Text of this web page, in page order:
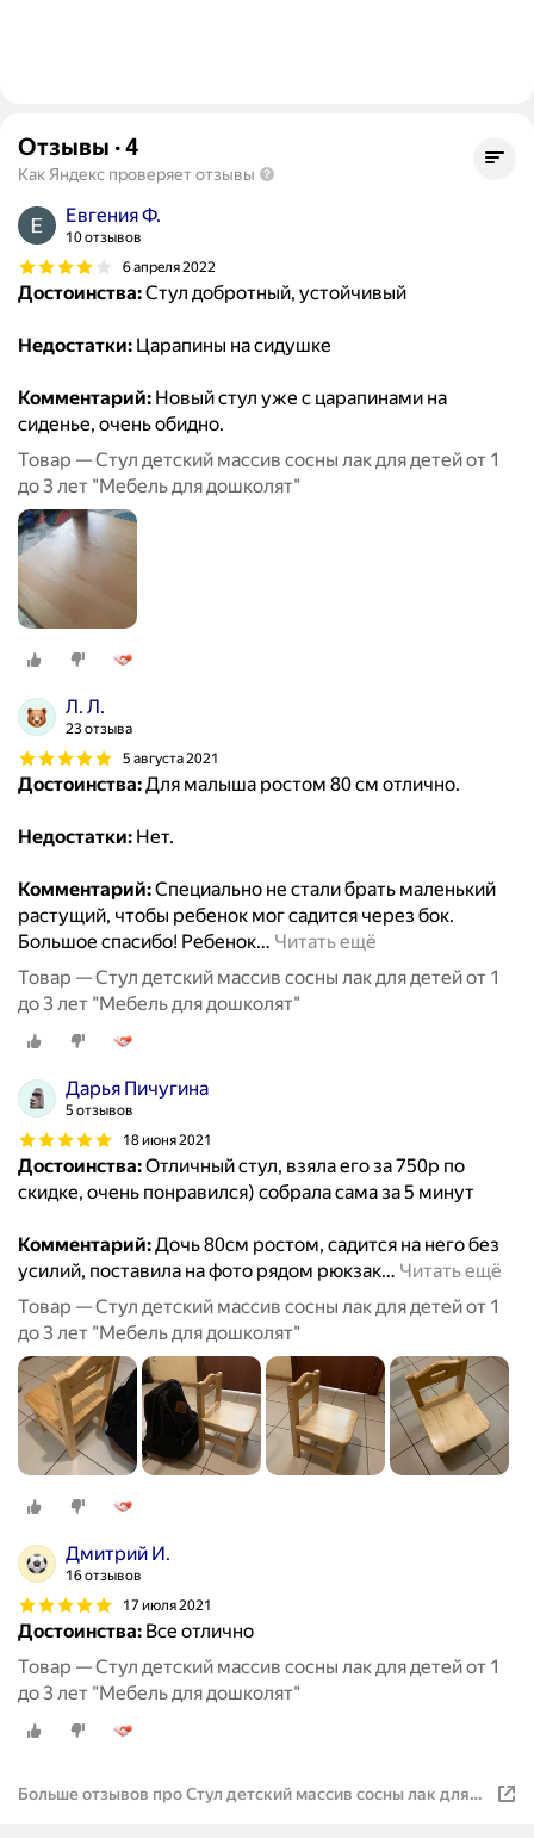
Отзывы ·4
Как Яндекс проверяет отзывы
Евгения Ф.
10 отзывов
6 апреля 2022
Достоинства:Стул добротный, устойчивый
Недостатки: Царапины на сидушке
Комментарий: Новый стул уже с царапинами на
сиденье, очень обидно.
Товар — Стул детский массив сосны лак для детей от 1
до 3 лет "Мебель для дошколят"
Л. Л.
23 отзыва
5 августа 2021
Достоинства:Для малыша ростом 80 см отлично.
Недостатки: Нет.
Комментарий:Специально не стали брать маленький
растущий, чтобы ребенок мог садится через бок.
Большое спасибо! Ребенок… Читать ещё
Товар — Стул детский массив сосны лак для детей от 1
до 3 лет "Мебель для дошколят"
Дарья Пичугина
5 отзывов
18 июня 2021
Достоинства:Отличный стул, взяла его за 750р по
скидке, очень понравился) собрала сама за 5 минут
Комментарий:Дочь 80см ростом, садится на него без
усилий, поставила на фото рядом рюкзак… Читать ещё
Товар — Стул детский массив сосны лак для детей от 1
до 3 лет "Мебель для дошколят"
Дмитрий И.
16 отзывов
17 июля 2021
Достоинства: Все отлично
Товар — Стул детский массив сосны лак для детей от 1
до 3 лет "Мебель для дошколят"
Больше отзывов про Стул детский массив сосны лак для